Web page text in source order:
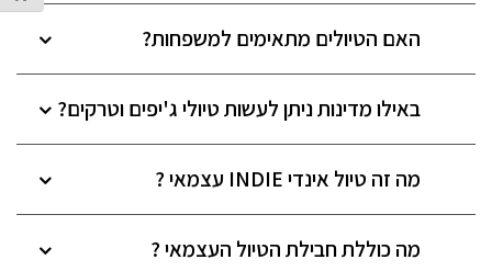
האם הטיולים מתאימים למשפחות?
באילו מדינות ניתן לעשות טיולי ג'יפים וטרקים?
מה זה טיול אינדי INDIE עצמאי ?
מה כוללת חבילת הטיול העצמאי ?